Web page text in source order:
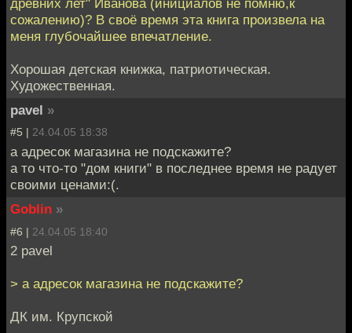
древних лет" Иванова (инициалов не помню,к
сожалению)? В своё время эта книга произвела на
меня глубочайшее впечатление.
Хорошая детская книжка, патриотическая.
Художественная.
pavel »
#5 | 24.04.05 18:38
а адресок магазина не подскажите?
а то что-то "дом книги" в последнее время не радует
своими ценами:(.
Goblin »
#6 | 24.04.05 18:40
2 pavel
> а адресок магазина не подскажите?
ДК им. Крупской